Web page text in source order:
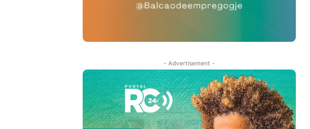
- Advertisement -